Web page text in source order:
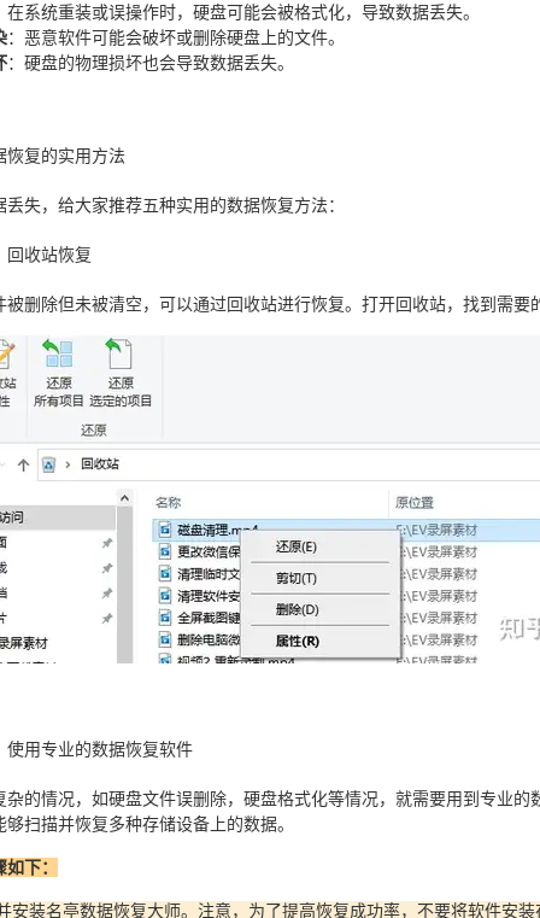
在系统重装或误操作时，硬盘可能会被格式化，导致数据丢失。
：恶意软件可能会破坏或删除硬盘上的文件。
：硬盘的物理损坏也会导致数据丢失。
恢复的实用方法
丢失，给大家推荐五种实用的数据恢复方法：
回收站恢复
被删除但未被清空，可以通过回收站进行恢复。打开回收站，找到需要
使用专业的数据恢复软件
杂的情况，如硬盘文件误删除，硬盘格式化等情况，就需要用到专业的
够扫描并恢复多种存储设备上的数据。
下：
安装名亭数据恢复大师。注意，为了提高恢复成功率，不要将软件安